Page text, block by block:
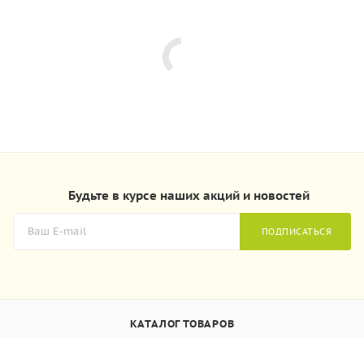
Будьте в курсе наших акций и новостей
ПОДПИСАТЬСЯ
КАТАЛОГ ТОВАРОВ